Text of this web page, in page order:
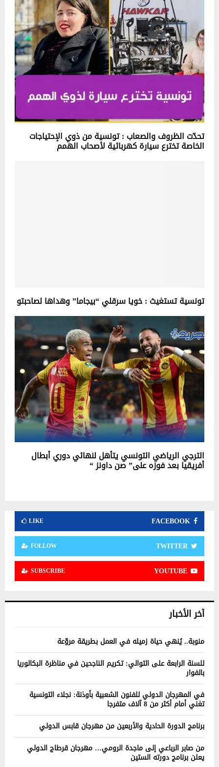
تحدّت الظروف والصعاب : تونسية من ذوي الإحتياجات
الخاصة تخترع سيارة كهربائية لأصحاب الهمم
تونسية تستغيث : خويا سرقلي “بيجاما” وهداها لصاحبتو
الترجي الرياضي التونسي يتأهل لنهائي دوري أبطال
أفريقيا بعد فوزه على” صن داونز “
FACEBOOK
LIKE
TWITTER
FOLLOW
YOUTUBE
SUBSCRIBE
آخر الأخبار
منوبة.. يُنهي حياة زميله في العمل بطريقة مروّعة
للسنة الرابعة على التوالي: تكريم الناجحين في مناظرة البكالوريا
بالفوار
في المهرجان الدولي للفنون الشعبية بأوذنة: نجلاء التونسية
تغني أمام أكثر من 8 آلاف متفرجا
برنامج الدورة الحادية والأربعين من مهرجان قابس الدولي
من صابر الرباعي إلى ماجدة الرومي… مهرجان قرطاج الدولي
يعلن برنامج دورته الستين